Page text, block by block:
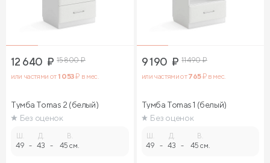
12 640 ₽ 15 800₽
или частями от1 053₽ в мес.
Тумба Tomas 2 (белый)
Без оценок
49 -
Д.
43 -
В.
45 см.
9 190 ₽ 11 490₽
или частями от765₽ в мес.
Тумба Tomas 1 (белый)
Без оценок
49 -
Д.
43 -
В.
45 см.